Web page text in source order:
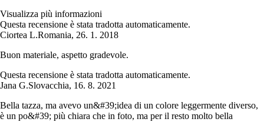
Visualizza più informazioni
Questa recensione è stata tradotta automaticamente.
Ciortea L.Romania, 26. 1. 2018
Buon materiale, aspetto gradevole.
Questa recensione è stata tradotta automaticamente.
Jana G.Slovacchia, 16. 8. 2021
Bella tazza, ma avevo un&#39;idea di un colore leggermente diverso,
è un po&#39; più chiara che in foto, ma per il resto molto bella